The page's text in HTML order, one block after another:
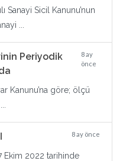
Sanayi Sicil Kanunu’nun
...
Periyodik
8 ay
önce
Kanunu’na göre; ölçü
8 ay önce
Ekim 2022 tarihinde